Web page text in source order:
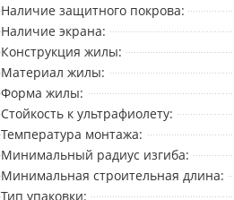
Наличие защитного покрова:
Наличие экрана:
Конструкция жилы:
Материал жилы:
Форма жилы:
Стойкость к ультрафиолету:
Температура монтажа:
Минимальный радиус изгиба:
Минимальная строительная длина:
Тип упаковки: